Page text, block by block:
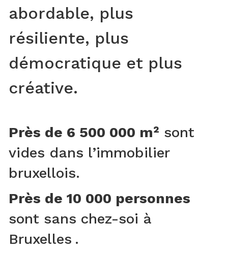
abordable, plus
résiliente, plus
démocratique et plus
créative.
Près de 6 500 000 m² sont
vides dans l’immobilier
bruxellois.
Près de 10 000 personnes
sont sans chez-soi à
Bruxelles .